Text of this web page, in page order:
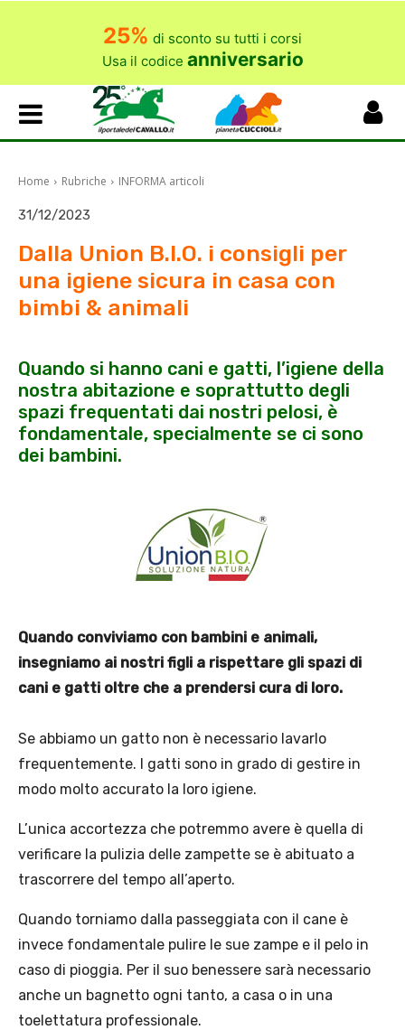
25% di sconto su tutti i corsi
Usa il codice anniversario
Home Rubriche INFORMA articoli
31/12/2023
Dalla Union B.I.O. i consigli per
una igiene sicura in casa con
bimbi & animali
Quando si hanno cani e gatti, l’igiene della
nostra abitazione e soprattutto degli
spazi frequentati dai nostri pelosi, è
fondamentale, specialmente se ci sono
dei bambini.
Quando conviviamo con bambini e animali,
insegniamo ai nostri figli a rispettare gli spazi di
cani e gatti oltre che a prendersi cura di loro.
Se abbiamo un gatto non è necessario lavarlo
frequentemente. I gatti sono in grado di gestire in
modo molto accurato la loro igiene.
L’unica accortezza che potremmo avere è quella di
verificare la pulizia delle zampette se è abituato a
trascorrere del tempo all’aperto.
Quando torniamo dalla passeggiata con il cane è
invece fondamentale pulire le sue zampe e il pelo in
caso di pioggia. Per il suo benessere sarà necessario
anche un bagnetto ogni tanto, a casa o in una
toelettatura professionale.